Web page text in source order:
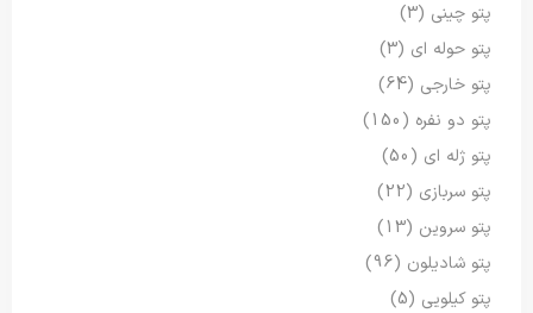
پتو چینی (3)
پتو حوله ای (3)
پتو خارجی (64)
پتو دو نفره (150)
پتو ژله ای (50)
پتو سربازی (22)
پتو سروین (13)
پتو شادیلون (96)
پتو کیلویی (5)